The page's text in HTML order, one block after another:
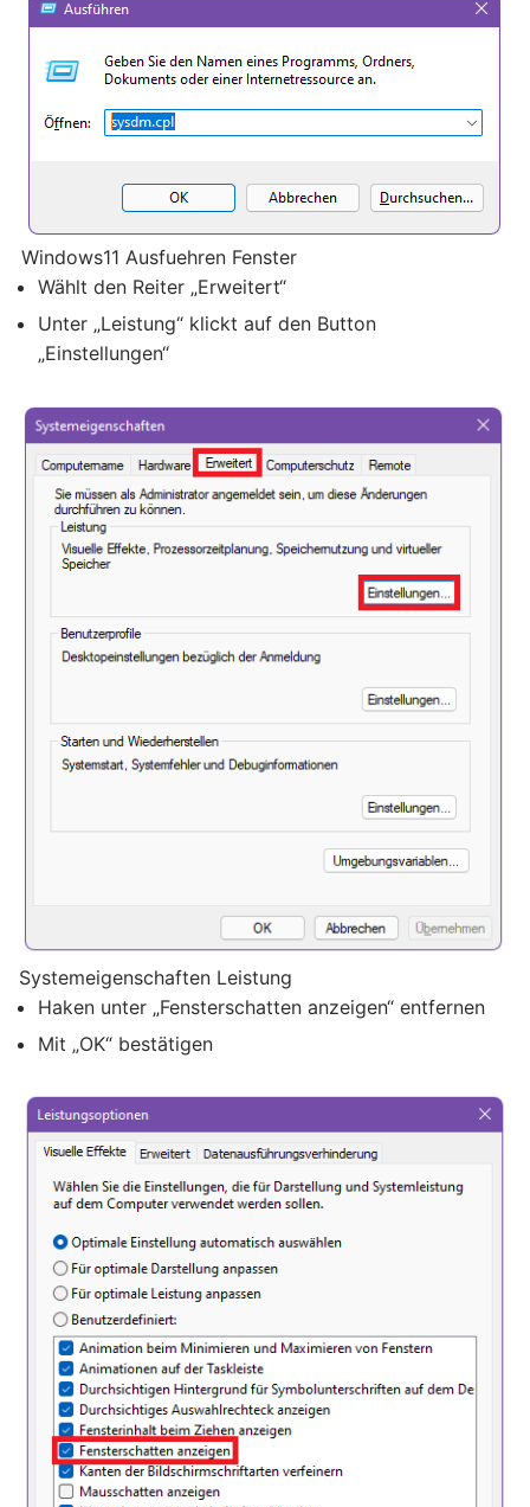
Windows11 Ausfuehren Fenster
Wählt den Reiter „Erweitert“
Unter „Leistung“ klickt auf den Button
„Einstellungen“
Systemeigenschaften Leistung
Haken unter „Fensterschatten anzeigen“ entfernen
Mit „OK“ bestätigen